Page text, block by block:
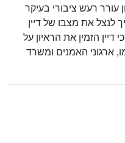
עורר רעש ציבורי בעיקר
ערוץ 10 היה צריך לנצל את מצבו של דיין
דיין הזמין את הראיון על
ארגוני האמנים ומשרד